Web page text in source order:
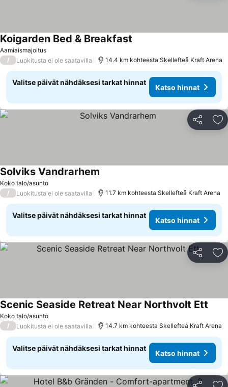
Aamiaismajoitus
Koigarden Bed & Breakfast
/ Luokitusta ei ole saatavilla 14.4 km kohteesta Skellefteå Kraft Arena
Valitse päivät nähdäksesi tarkat hinnat
Katso hinnat
Jaa
Koko talo/asunto
Solviks Vandrarhem
/ Luokitusta ei ole saatavilla 11.7 km kohteesta Skellefteå Kraft Arena
Valitse päivät nähdäksesi tarkat hinnat
Katso hinnat
Jaa
Koko talo/asunto
Scenic Seaside Retreat Near Northvolt Ett
/ Luokitusta ei ole saatavilla 14.7 km kohteesta Skellefteå Kraft Arena
Valitse päivät nähdäksesi tarkat hinnat
Katso hinnat